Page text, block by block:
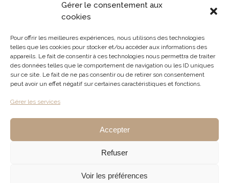
Gérer le consentement aux
cookies
Pour offrir les meilleures expériences, nous utilisons des technologies
telles que les cookies pour stocker et/ou accéder aux informations des
appareils. Le fait de consentir à ces technologies nous permettra de traiter
des données telles que le comportement de navigation ou les ID uniques
sur ce site. Le fait de ne pas consentir ou de retirer son consentement
peut avoir un effet négatif sur certaines caractéristiques et fonctions.
Gérer les services
Accepter
Refuser
Voir les préférences
S’abonner à la newsletter
RECHERCHE
- Ce site est la propriété d'Oz Consulting ©